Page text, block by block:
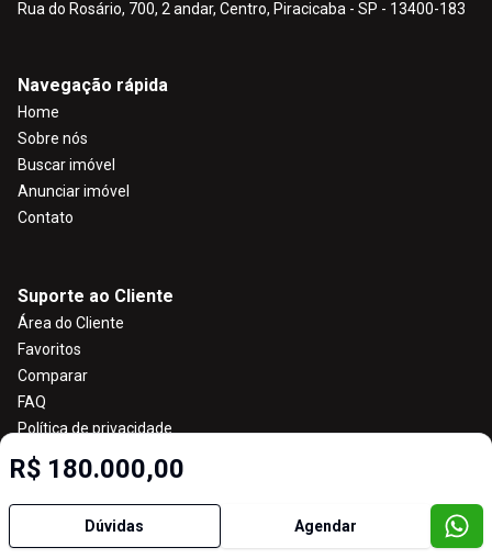
R$ 180.000,00
Dúvidas Agendar
Rua do Rosário, 700, 2 andar, Centro, Piracicaba - SP - 13400-183
Navegação rápida
Home
Sobre nós
Buscar imóvel
Anunciar imóvel
Contato
Suporte ao Cliente
Área do Cliente
Favoritos
Comparar
FAQ
Política de privacidade
Imobiliária Certificada:
Selo de Tecnologia Loft